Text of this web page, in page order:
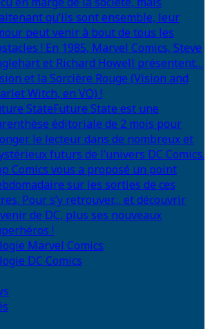
qu’ils sont ensemble, leur
peut venir à bout de tous les
! En 1985, Marvel Comics, Steve
et Richard Howell présentent…
et la Sorcière Rouge (Vision and
Witch, en VO) !
StateFuture State est une
éditoriale de 2 mois pour
le lecteur dans de nombreux et
futurs de l’univers DC Comics.
Comics vous a proposé un point
sur les sorties de ces
Pour s’y retrouver… et découvrir
de DC, plus ses nouveaux
!
Marvel Comics
DC Comics